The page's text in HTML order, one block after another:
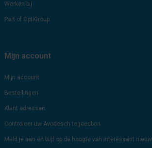
Werken bij
Part of OptiGroup
Mijn account
Mijn account
Bestellingen
Klant adressen
Controleer uw Avodesch tegoedbon
Meld je aan en blijf op de hoogte van interessant